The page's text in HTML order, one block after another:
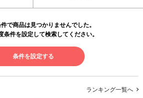
で商品は見つかりませんでした。
条件を設定して検索してください。
条件を設定する
ランキング一覧へ